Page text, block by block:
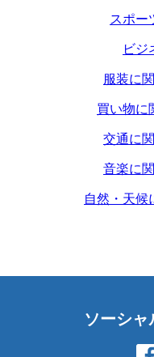
スポー
ビジ
服装に
買い物に
交通に
音楽に
自然・天候
ソーシャ